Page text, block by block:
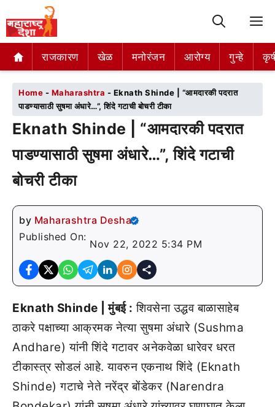
राजकारण खेळ मनोरंजन आरोग्य गुन्हे
राजकारण खेळ मनोरंजन आरोग्य गुन्हे
Home - Maharashtra - Eknath Shinde | “आमदारकी पदरात
पाडण्यासाठी सुषमा अंधारे…”, शिंदे गटाची बोचरी टीका
Eknath Shinde | “आमदारकी पदरात
पाडण्यासाठी सुषमा अंधारे…”, शिंदे गटाची
बोचरी टीका
by Maharashtra Desha
Published On:
Nov 22, 2022 5:34 PM
Eknath Shinde | मुंबई : शिवसेना उद्धव बाळासाहेब
ठाकरे पक्षाच्या आक्रमक नेत्या सुषमा अंधारे (Sushma
Andhare) यांनी शिंदे गटावर अनेकवेळा धारेवर धरत
टीकास्त्र सोडलं आहे. यावरुन एकनाथ शिंदे (Eknath
Shinde) गटाचे नेते नरेंद्र बोंडेकर (Narendra